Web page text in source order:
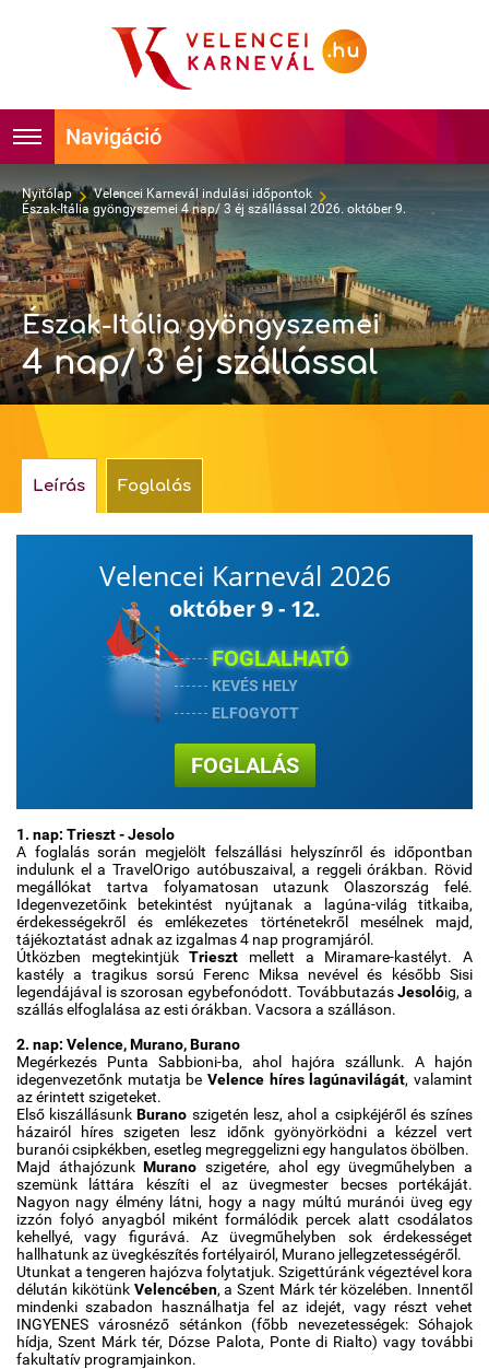
Foglalás
Időpontok
Programok
Látnivalók
Főoldal
Hírek
Velencei Karnevál története
Hírességek
Térkép
Nyitólap
Velencei Karnevál indulási időpontok
Észak-Itália gyöngyszemei 4 nap/ 3 éj szállással 2026. október 9.
Észak-Itália gyöngyszemei
4 nap/ 3 éj szállással
Leírás Foglalás
Velencei Karnevál 2026
október 9 - 12.
FOGLALHATÓ
KEVÉS HELY
ELFOGYOTT
FOGLALÁS
1. nap: Trieszt - Jesolo
A foglalás során megjelölt felszállási helyszínről és időpontban
indulunk el a TravelOrigo autóbuszaival, a reggeli órákban. Rövid
megállókat tartva folyamatosan utazunk Olaszország felé.
Idegenvezetőink betekintést nyújtanak a lagúna-világ titkaiba,
érdekességekről és emlékezetes történetekről mesélnek majd,
tájékoztatást adnak az izgalmas 4 nap programjáról.
Útközben megtekintjükTrieszt mellett a Miramare-kastélyt. A
kastély a tragikus sorsú Ferenc Miksa nevével és később Sisi
legendájával is szorosan egybefonódott. TovábbutazásJesolóig, a
szállás elfoglalása az esti órákban. Vacsora a szálláson.
2. nap: Velence, Murano, Burano
Megérkezés Punta Sabbioni-ba, ahol hajóra szállunk. A hajón
idegenvezetőnk mutatja be Velence híres lagúnavilágát, valamint
az érintett szigeteket.
Első kiszállásunkBurano szigetén lesz, ahol a csipkéjéről és színes
házairól híres szigeten lesz időnk gyönyörködni a kézzel vert
buranói csipkékben, esetleg megreggelizni egy hangulatos öbölben.
Majd áthajózunkMurano szigetére, ahol egy üvegműhelyben a
szemünk láttára készíti el az üvegmester becses portékáját.
Nagyon nagy élmény látni, hogy a nagy múltú muránói üveg egy
izzón folyó anyagból miként formálódik percek alatt csodálatos
kehellyé, vagy figurává. Az üvegműhelyben sok érdekességet
hallhatunk az üvegkészítés fortélyairól, Murano jellegzetességéről.
Utunkat a tengeren hajózva folytatjuk. Szigettúránk végeztével kora
délután kikötünk Velencében, a Szent Márk tér közelében. Innentől
mindenki szabadon használhatja fel az idejét, vagy részt vehet
INGYENES városnéző sétánkon (főbb nevezetességek: Sóhajok
hídja, Szent Márk tér, Dózse Palota, Ponte di Rialto) vagy további
fakultatív programjainkon.